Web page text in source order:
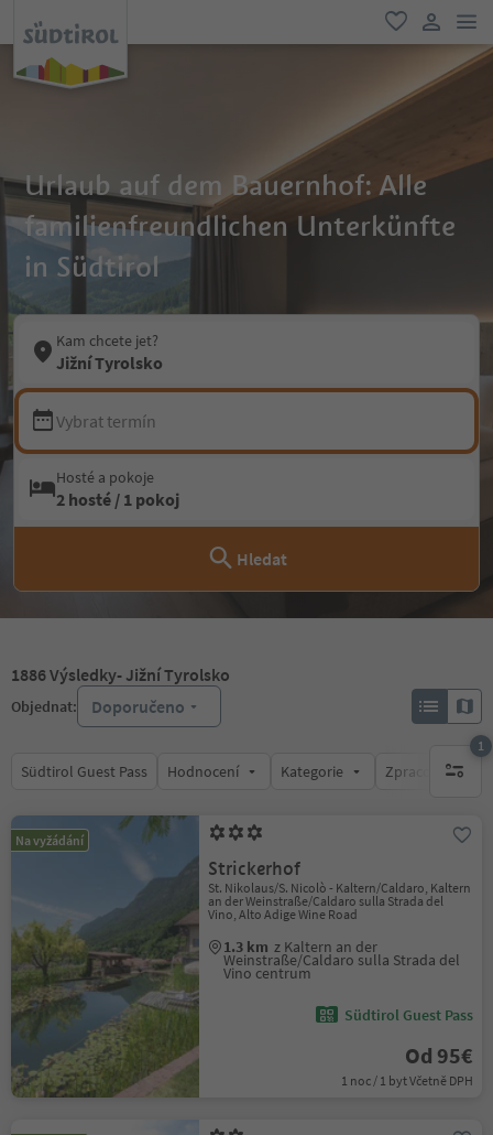
oblíbené
Urlaub auf dem Bauernhof: Alle
familienfreundlichen Unterkünfte
in Südtirol
Kam chcete jet?
Jižní Tyrolsko
Vybrat termín
Hosté a pokoje
2 hosté / 1 pokoj
Hledat
1886Výsledky- Jižní Tyrolsko
Objednat: Doporučeno
Südtirol Guest Pass Hodnocení Kategorie Zpracovává
1
1
Na vyžádání
Strickerhof
St. Nikolaus/S. Nicolò - Kaltern/Caldaro, Kaltern
an der Weinstraße/Caldaro sulla Strada del
Vino, Alto Adige Wine Road
1.3 km z Kaltern an der
Weinstraße/Caldaro sulla Strada del
Vino centrum
Südtirol Guest Pass
Od 95€
1 noc / 1 byt Včetně DPH